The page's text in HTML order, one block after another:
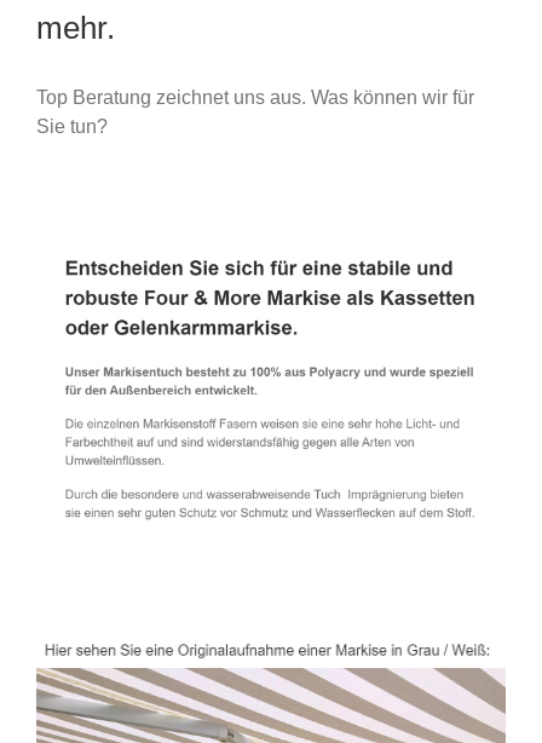
mehr.
Top Beratung zeichnet uns aus. Was können wir für
Sie tun?